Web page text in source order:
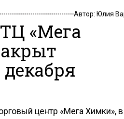
Автор: Юлия
«Мега
центр «Мега Химки», в